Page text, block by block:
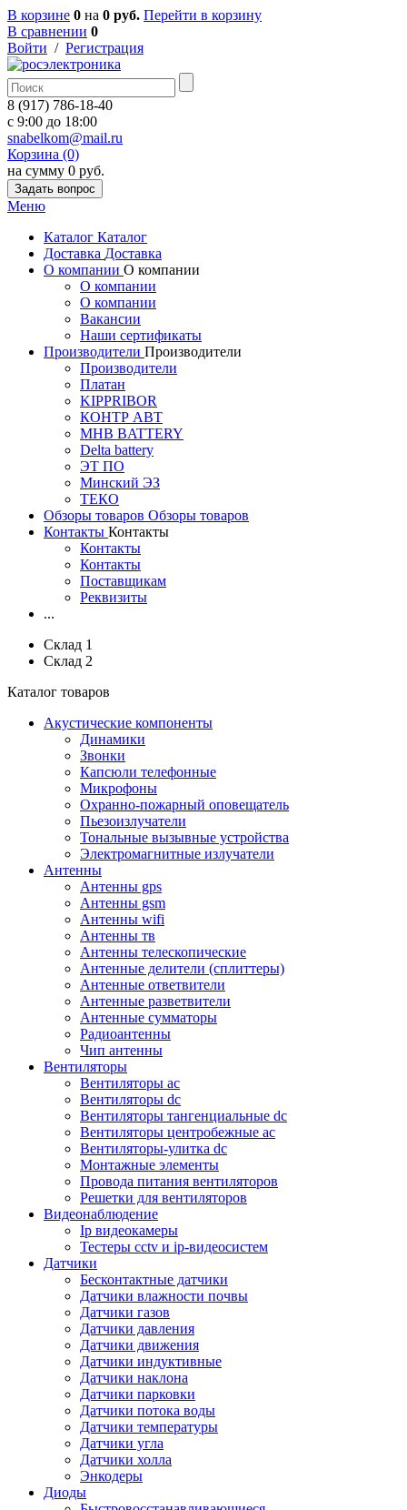
В корзине 0 на 0 руб. Перейти в корзину
В сравнении 0
Войти / Регистрация
8 (917) 786-18-40
c 9:00 до 18:00
snabelkom@mail.ru
Корзина (0)
на сумму 0 руб.
Задать вопрос
Меню
Каталог Каталог
Доставка Доставка
О компании О компании
О компании
О компании
Вакансии
Наши сертификаты
Производители Производители
Производители
Платан
KIPPRIBOR
КОНТР АВТ
MHB BATTERY
Delta battery
ЭT ПО
Минский ЭЗ
ТЕКО
Обзоры товаров Обзоры товаров
Контакты Контакты
Контакты
Контакты
Поставщикам
Реквизиты
...
Склад 1
Склад 2
Каталог товаров
Акустические компоненты
Динамики
Звонки
Капсюли телефонные
Микрофоны
Охранно-пожарный оповещатель
Пьезоизлучатели
Тональные вызывные устройства
Электромагнитные излучатели
Антенны
Антенны gps
Антенны gsm
Антенны wifi
Антенны тв
Антенны телескопические
Антенные делители (сплиттеры)
Антенные ответвители
Антенные разветвители
Антенные сумматоры
Радиоантенны
Чип антенны
Вентиляторы
Вентиляторы ac
Вентиляторы dc
Вентиляторы тангенциальные dc
Вентиляторы центробежные ac
Вентиляторы-улитка dc
Монтажные элементы
Провода питания вентиляторов
Решетки для вентиляторов
Видеонаблюдение
Ip видеокамеры
Тестеры cctv и ip-видеосистем
Датчики
Бесконтактные датчики
Датчики влажности почвы
Датчики газов
Датчики давления
Датчики движения
Датчики индуктивные
Датчики наклона
Датчики парковки
Датчики потока воды
Датчики температуры
Датчики угла
Датчики холла
Энкодеры
Диоды